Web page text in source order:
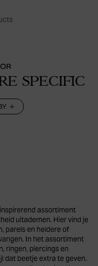
SPECIFIC
assortiment
uitademen. Hier vind je
parels en heldere of
In het assortiment
ringen, piercings en
dat beetje extra te geven.